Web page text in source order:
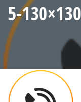
5-130×130